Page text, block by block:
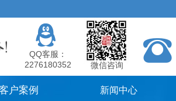
微信咨询
QQ客服：
2276180352
户案例 新闻中心